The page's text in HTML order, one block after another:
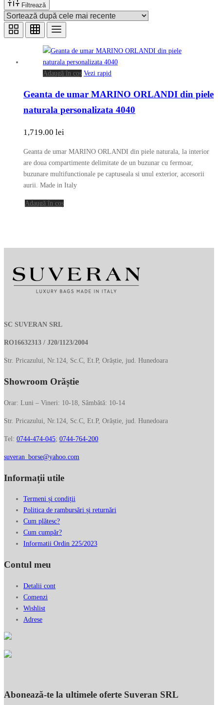
Filtrează
Adaugă în coș Vezi rapid
Geanta de umar MARINO ORLANDI din piele
naturala personalizata 4040
1,719.00 lei
Geanta de umar MARINO ORLANDI din piele naturala, la interior
are doua compartimente delimitate de un buzunar cu fermoar,
buzunare multifunctionale pe captuseala si unul exterior, accesorii
aurii. Made in Italy
Adaugă în coș
SC SUVERAN SRL
RO16632313 / J20/1123/2004
Str. Pricazului, Nr.124, Sc.C, Et.P, Orăștie, jud. Hunedoara
Showroom Orăștie
Orar: Luni – Vineri: 10-18, Sâmbătă: 10-14
Str. Pricazului, Nr.124, Sc.C, Et.P, Orăștie, jud. Hunedoara
Tel: 0744-474-045; 0744-764-200
suveran_borse@yahoo.com
Informații utile
Termeni și condiții
Politica de rambursări și returnări
Cum plătesc?
Cum cumpăr?
Informatii Ordin 225/2023
Contul meu
Detalii cont
Comenzi
Wishlist
Adrese
Abonează-te la ultimele oferte Suveran SRL